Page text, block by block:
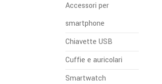
Accessori per
smartphone
Chiavette USB
Cuffie e auricolari
Smartwatch